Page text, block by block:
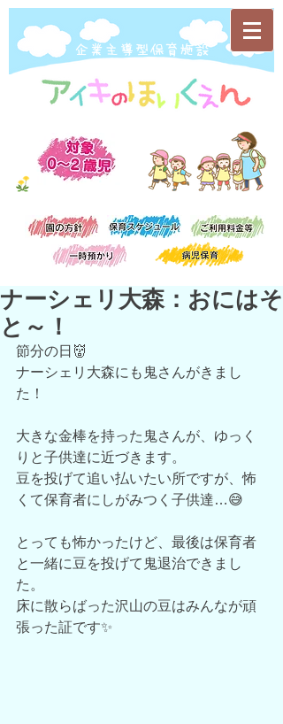
​企業主導型保育施設
ナーシェリ大森：おにはそ
と～！
節分の日👹
ナーシェリ大森にも鬼さんがきまし
た！
大きな金棒を持った鬼さんが、ゆっく
りと子供達に近づきます。
豆を投げて追い払いたい所ですが、怖
くて保育者にしがみつく子供達…😅
とっても怖かったけど、最後は保育者
と一緒に豆を投げて鬼退治できまし
た。
床に散らばった沢山の豆はみんなが頑
張った証です✨